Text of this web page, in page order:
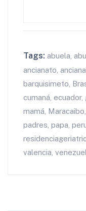
Tags: abuela
ancianato
barquisimeto
cumaná ecuador,
mamá Maracaibo
padres papa
valencia